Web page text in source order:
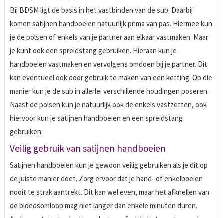
Bij BDSM ligt de basis in het vastbinden van de sub. Daarbij
komen satijnen handboeien natuurlijk prima van pas. Hiermee kun
je de polsen of enkels van je partner aan elkaar vastmaken. Maar
je kunt ook een spreidstang gebruiken. Hieraan kun je
handboeien vastmaken en vervolgens omdoen bij je partner. Dit
kan eventueel ook door gebruik te maken van een ketting. Op die
manier kun je de sub in allerlei verschillende houdingen poseren.
Naast de polsen kun je natuurlijk ook de enkels vastzetten, ook
hiervoor kun je satijnen handboeien en een spreidstang
gebruiken.
Veilig gebruik van satijnen handboeien
Satijnen handboeien kun je gewoon veilig gebruiken als je dit op
de juiste manier doet. Zorg ervoor dat je hand- of enkelboeien
nooit te strak aantrekt. Dit kan wel even, maar het afknellen van
de bloedsomloop mag niet langer dan enkele minuten duren.